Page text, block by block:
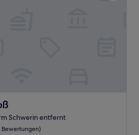
Schwerin entfernt
Bewertungen)